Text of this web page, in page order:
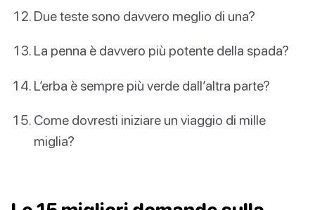
Due teste sono davvero meglio di una?
La penna è davvero più potente della spada?
L’erba è sempre più verde dall’altra parte?
Come dovresti iniziare un viaggio di mille
miglia?